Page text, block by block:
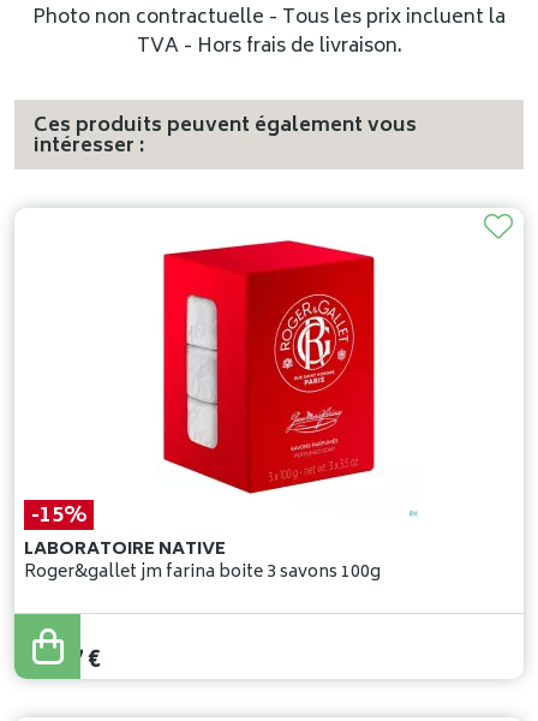
Photo non contractuelle - Tous les prix incluent la
TVA - Hors frais de livraison.
Ces produits peuvent également vous
intéresser :
-15%
LABORATOIRE NATIVE
Roger&gallet jm farina boite 3 savons 100g
18,20
15,47€